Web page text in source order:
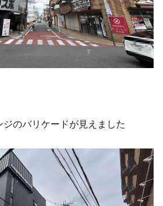
のバリケードが見えました